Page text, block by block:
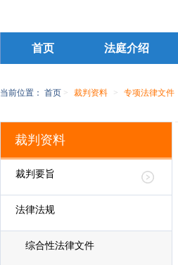
首页 法庭介绍
当前位置： 首页 > 裁判资料 > 专项法律文件
裁判资料
裁判要旨
法律法规
综合性法律文件